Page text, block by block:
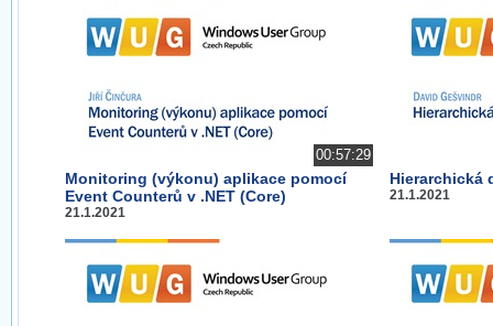
00:57:29
Monitoring (výkonu) aplikace pomocí
Event Counterů v .NET (Core)
21.1.2021
Hierarchická
21.1.2021